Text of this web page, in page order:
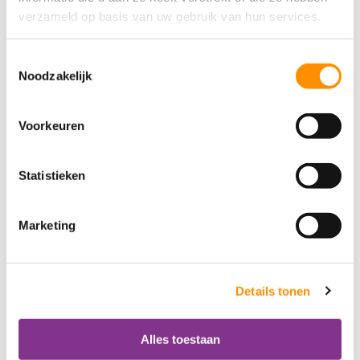
verzameld op basis van uw gebruik van hun services.
Noodzakelijk
Voorkeuren
Statistieken
Marketing
Details tonen
Alles toestaan
Heeft u interesse in Medipoint? Stuur dan een
033 - 469 23
Andere leveranciers